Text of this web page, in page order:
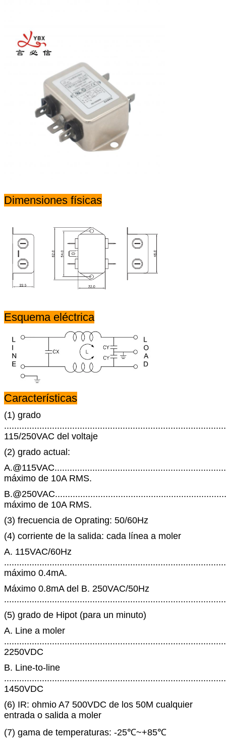
Dimensiones físicas
Esquema eléctrica
Características
(1) grado
115/250VAC del voltaje
(2) grado actual:
máximo de 10A RMS.
máximo de 10A RMS.
(3) frecuencia de Oprating: 50/60Hz
(4) corriente de la salida: cada línea a moler
A. 115VAC/60Hz
máximo 0.4mA.
Máximo 0.8mA del B. 250VAC/50Hz
(5) grado de Hipot (para un minuto)
A. Line a moler
2250VDC
B. Line-to-line
1450VDC
(6) IR: ohmio A7 500VDC de los 50M cualquier
entrada o salida a moler
(7) gama de temperaturas: -25℃~+85℃